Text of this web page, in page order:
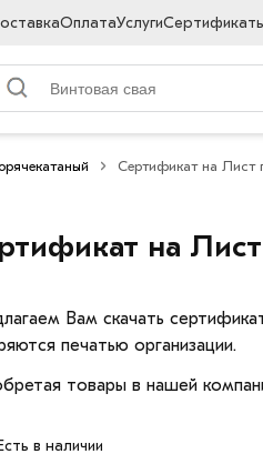
ОплатаУслуги
Сертификат на Лист
на
Вам скачать
печатью организации.
товары в нашей
в наличии